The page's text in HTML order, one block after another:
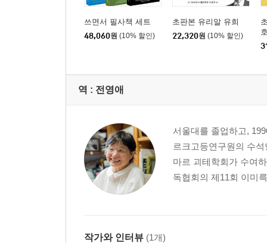
쓰면서 필사책 세트
48,060원 (10% 할인)
초판본 유리알 유희
22,320원 (10% 할인)
역 : 전영애
서울대를 졸업하고,
르크고등연구원의 수
마르 괴테학회가 수여
독협회의 제11회 이미
작가와 인터뷰 (1개)